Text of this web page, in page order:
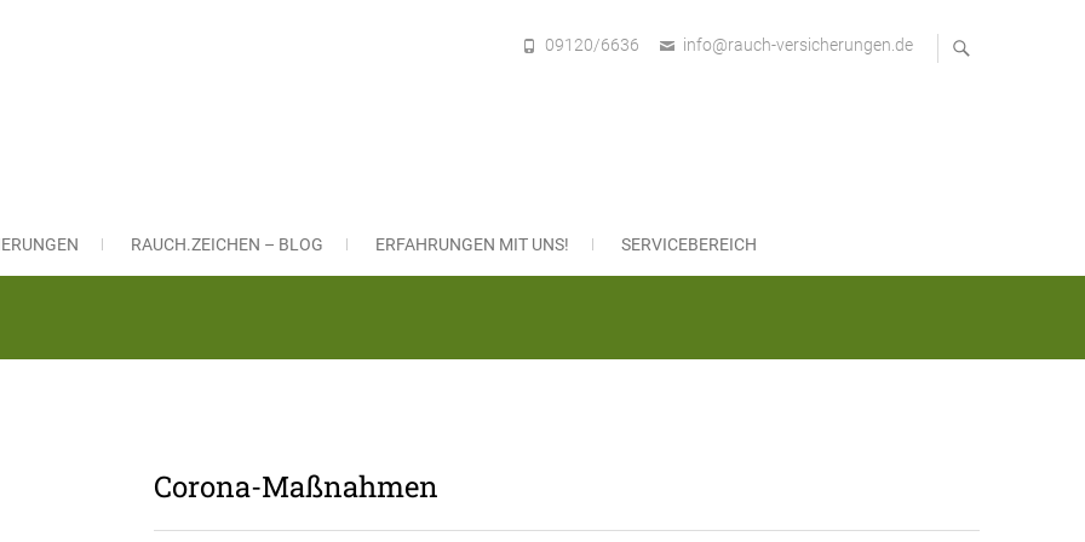
09120/6636 info@rauch-versicherungen.de
RAUCH.ZEICHEN – BLOG ERFAHRUNGEN MIT UNS! SERVICEBEREICH
Corona-Maßnahmen